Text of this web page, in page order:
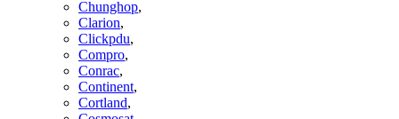
Chunghop,
Clarion,
Clickpdu,
Compro,
Conrac,
Continent,
Cortland,